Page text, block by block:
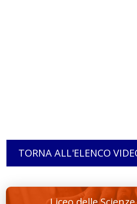
TORNA ALL'ELENCO